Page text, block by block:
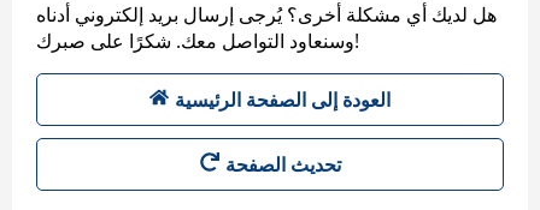
هل لديك أي مشكلة أخرى؟ يُرجى إرسال بريد إلكتروني أدناه
وسنعاود التواصل معك. شكرًا على صبرك!
العودة إلى الصفحة الرئيسية
تحديث الصفحة